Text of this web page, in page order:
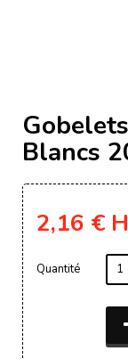
Blancs
2,16 €
Quantité